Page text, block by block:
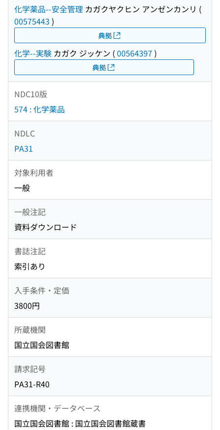
化学薬品--安全管理 カガクヤクヒン アンゼンカンリ (
00575443 )
典拠
化学--実験 カガク ジッケン (00564397 )
典拠
NDC10版
574 : 化学薬品
NDLC
PA31
対象利用者
一般
一般注記
資料ダウンロード
書誌注記
索引あり
入手条件・定価
3800円
所蔵機関
国立国会図書館
請求記号
PA31-R40
連携機関・データベース
国立国会図書館 : 国立国会図書館蔵書